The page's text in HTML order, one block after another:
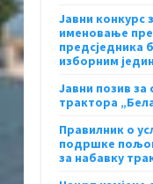
Јавни конкурс
именовање
предсједника
изборним
Јавни позив
трактора
Правилник о
подршке
за набавку